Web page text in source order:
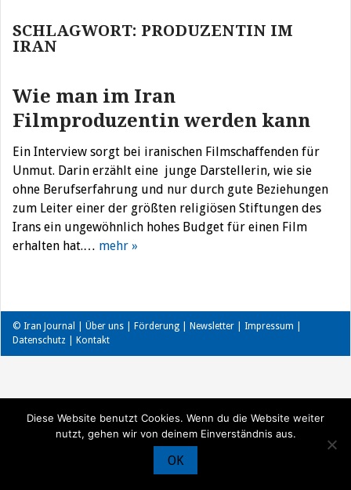
SCHLAGWORT: PRODUZENTIN IM
IRAN
Wie man im Iran
Filmproduzentin werden kann
Ein Interview sorgt bei iranischen Filmschaffenden für
Unmut. Darin erzählt eine junge Darstellerin, wie sie
ohne Berufserfahrung und nur durch gute Beziehungen
zum Leiter einer der größten religiösen Stiftungen des
Irans ein ungewöhnlich hohes Budget für einen Film
erhalten hat.… mehr »
© Iran Journal | Über uns Förderung Newsletter Impressum
Datenschutz
Kontakt
Diese Website benutzt Cookies. Wenn du die Website weiter
nutzt, gehen wir von deinem Einverständnis aus.
OK